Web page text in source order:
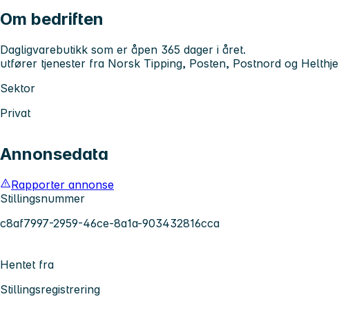
Om bedriften
Dagligvarebutikk som er åpen 365 dager i året.
utfører tjenester fra Norsk Tipping, Posten, Postnord og
Sektor
Privat
Annonsedata
Rapporter annonse
Stillingsnummer
c8af7997-2959-46ce-8a1a-903432816cca
Hentet fra
Stillingsregistrering